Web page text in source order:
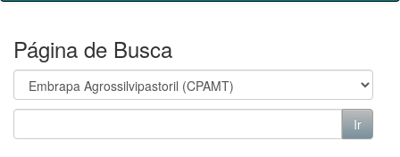
Página de Busca